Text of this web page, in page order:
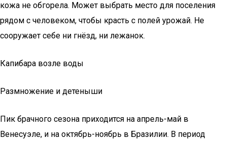
кожа не обгорела. Может выбрать место для поселения
рядом с человеком, чтобы красть с полей урожай. Не
сооружает себе ни гнёзд, ни лежанок.
Капибара возле воды
Размножение и детеныши
Пик брачного сезона приходится на апрель-май в
Венесуэле, и на октябрь-ноябрь в Бразилии. В период